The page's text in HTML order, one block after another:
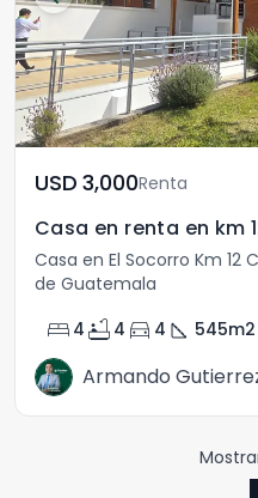
USD	3,000Renta
Casa en El Socorro Km 12
de Guatemala
bed 4 bathtub 4 directions_car 4 square_foot 545m2
Armando